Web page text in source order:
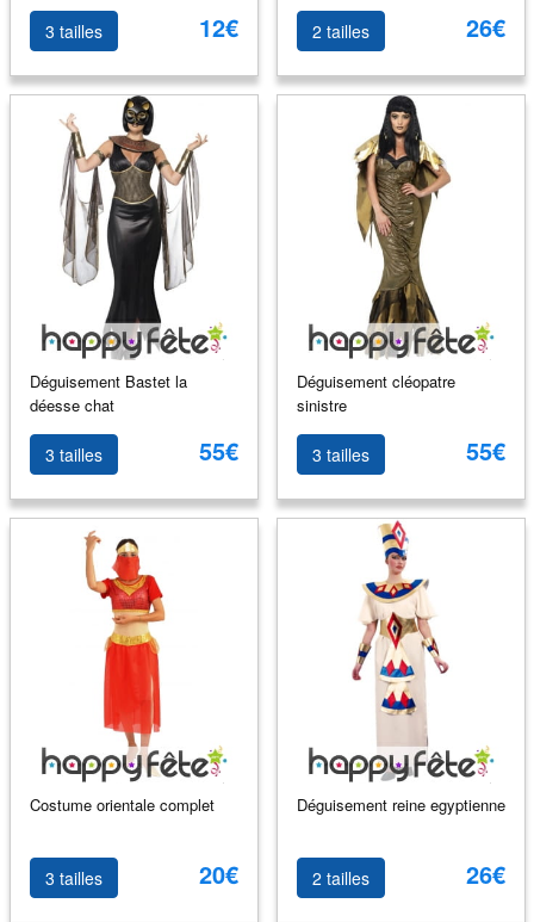
3 tailles 12€ 2 tailles 26€
Déguisement Bastet la
déesse chat
3 tailles 55€
Déguisement cléopatre
sinistre
3 tailles 55€
Costume orientale complet
3 tailles 20€
Déguisement reine egyptienne
2 tailles 26€